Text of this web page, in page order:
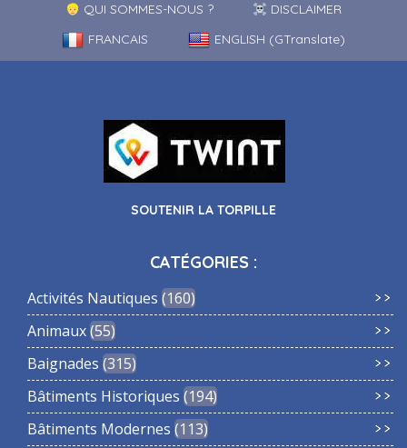
QUI SOMMES-NOUS ?
DISCLAIMER
FRANCAIS
ENGLISH (GTranslate)
SOUTENIR LA TORPILLE
CATÉGORIES :
Activités Nautiques 160
Animaux 55
Baignades 315
Bâtiments Historiques 194
Bâtiments Modernes 113